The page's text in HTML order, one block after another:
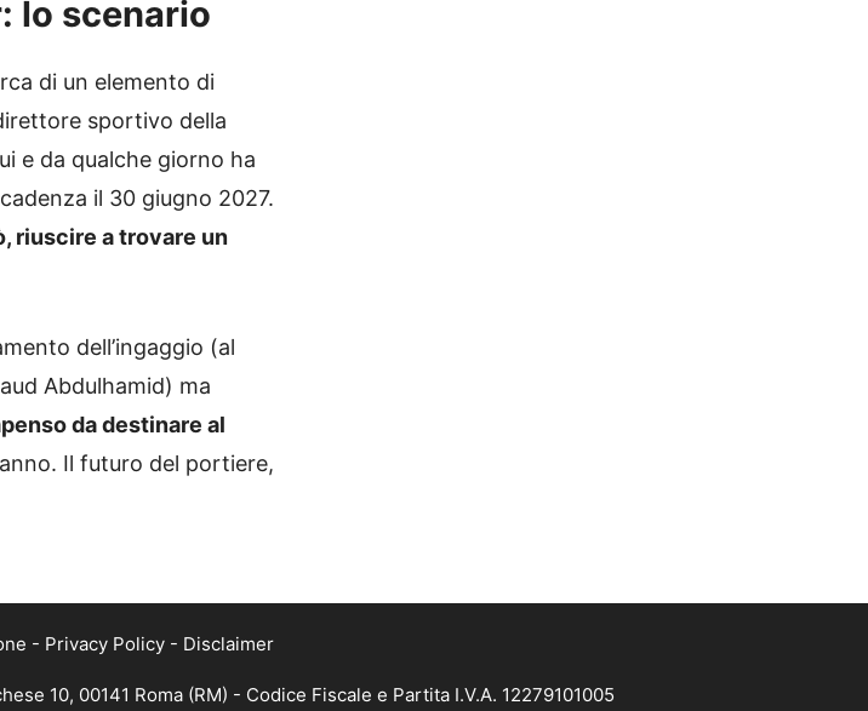
lo scenario
di un elemento di
sportivo della
e da qualche giorno ha
il 30 giugno 2027.
riuscire a trovare un
dell’ingaggio (al
Abdulhamid) ma
da destinare al
Il futuro del portiere,
- Privacy Policy - Disclaimer
10, 00141 Roma (RM) - Codice Fiscale e Partita I.V.A. 12279101005